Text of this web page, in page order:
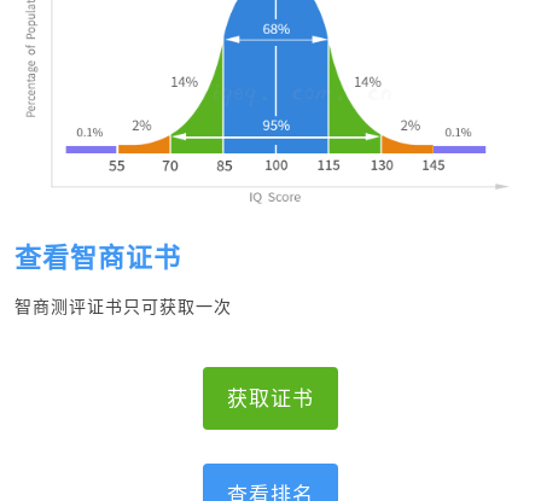
查看智商证书
智商测评证书只可获取一次
获取证书
查看排名